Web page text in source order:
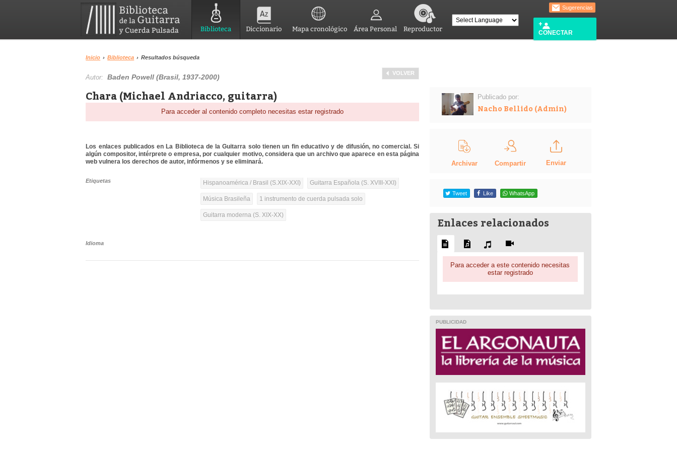
Biblioteca Diccionario Mapa cronológico Área Personal Reproductor
Sugerencias
CONECTAR
Inicio › Biblioteca › Resultados búsqueda
VOLVER
Autor:Baden Powell (Brasil, 1937-2000)
Chara (Michael Andriacco, guitarra)
Para acceder al contenido completo necesitas estar registrado
Los enlaces publicados en La Biblioteca de la Guitarra solo tienen un fin educativo y de difusión, no comercial. Si
algún compositor, intérprete o empresa, por cualquier motivo, considera que un archivo que aparece en esta página
web vulnera los derechos de autor, infórmenos y se eliminará.
Etiquetas Hispanoamérica / Brasil (S.XIX-XXI) Guitarra Española (S. XVIII-XXI)
Música Brasileña 1 instrumento de cuerda pulsada solo
Guitarra moderna (S. XIX-XX)
Idioma
Publicado por:
Nacho Bellido (Admin)
Archivar Compartir Enviar
Tweet Like WhatsApp
Enlaces relacionados
Para acceder a este contenido necesitas
estar registrado
PUBLICIDAD